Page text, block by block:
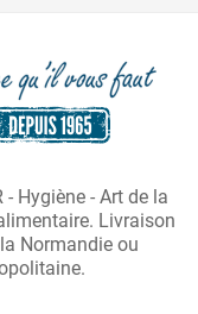
Hygiène - Art de la
Livraison
Normandie ou